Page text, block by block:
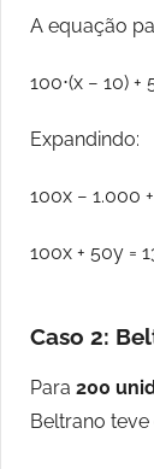
A equação
100⋅(x − 10) +
Expandindo:
100x − 1.000
100x + 50y =
Caso 2:
Para 200
Beltrano